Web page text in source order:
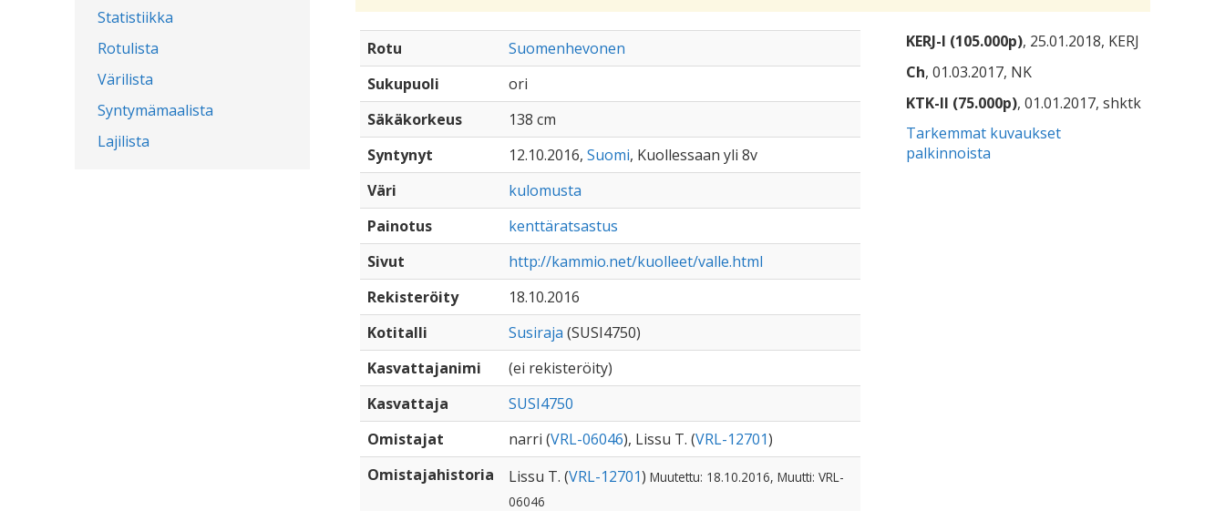
Statistiikka
Rotulista
Värilista
Syntymämaalista
Lajilista
Rotu
Suomenhevonen
Sukupuoli
ori
Säkäkorkeus
138 cm
Syntynyt
12.10.2016, Suomi, Kuollessaan yli 8v
Väri
kulomusta
Painotus
kenttäratsastus
Sivut
http://kammio.net/kuolleet/valle.html
Rekisteröity
18.10.2016
Kotitalli
Susiraja (SUSI4750)
Kasvattajanimi
(ei rekisteröity)
Kasvattaja
SUSI4750
Omistajat
narri (VRL-06046), Lissu T. (VRL-12701)
Omistajahistoria
Lissu T. (VRL-12701) Muutettu: 18.10.2016, Muutti: VRL-
06046
KERJ-I (105.000p), 25.01.2018, KERJ
Ch, 01.03.2017, NK
KTK-II (75.000p), 01.01.2017, shktk
Tarkemmat kuvaukset
palkinnoista